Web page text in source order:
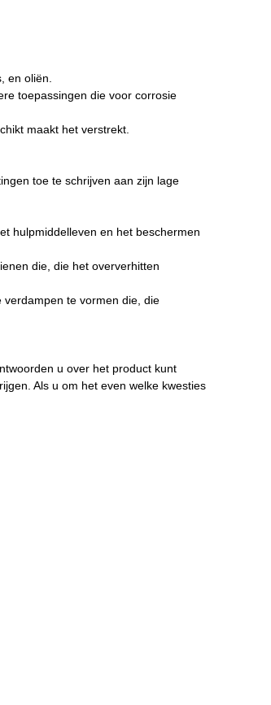
en oliën.
toepassingen die voor corrosie
maakt het verstrekt.
toe te schrijven aan zijn lage
hulpmiddelleven en het beschermen
die, die het oververhitten
verdampen te vormen die, die
u over het product kunt
Als u om het even welke kwesties